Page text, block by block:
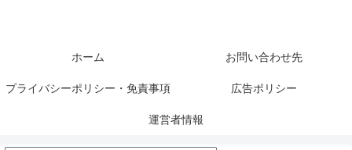
ホーム お問い合わせ先
プライバシーポリシー・免責事項 広告ポリシー
運営者情報